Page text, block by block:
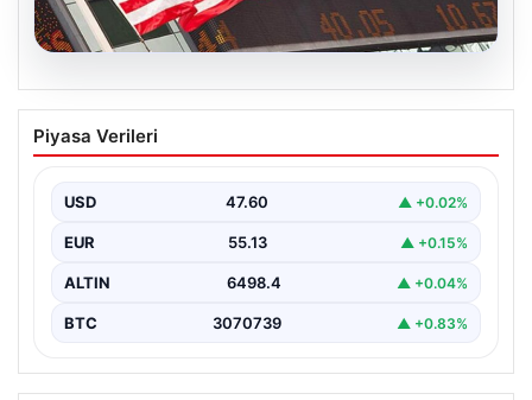
04.08.2026
FED faiz kararı ne zaman açıklanacak?
Nisan ayı faiz beklentisi belli oldu
Piyasa Verileri
USD 47.60 ▲ +0.02%
EUR 55.13 ▲ +0.15%
ALTIN 6498.4 ▲ +0.04%
BTC 3070739 ▲ +0.83%